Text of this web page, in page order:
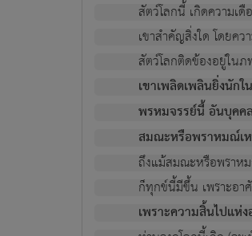
สัตว์โลกนี้ เกิดความ
เขาสำคัญสิ่งใด โดยค
สัตว์โลกติดข้องอยู่ใน
เขาเพลิดเพลินยิ่งนักใ
พรหมจรรย์นี้ อันบุคค
สมณะหรือพราหมณ์เ
ถึงแม้สมณะหรือพราห
ก็ทุกข์นี้มีขึ้น เพราะอา
เพราะความสิ้นไปแห่